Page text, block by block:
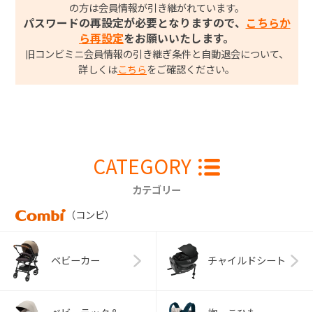
の方は会員情報が引き継がれています。
パスワードの再設定が必要となりますので、
こちらか
ら再設定をお願いいたします。
旧コンビミニ会員情報の引き継ぎ条件と自動退会について、
詳しくはこちら をご確認ください。
CATEGORY
カテゴリー
（コンビ）
ベビーカー チャイルドシート